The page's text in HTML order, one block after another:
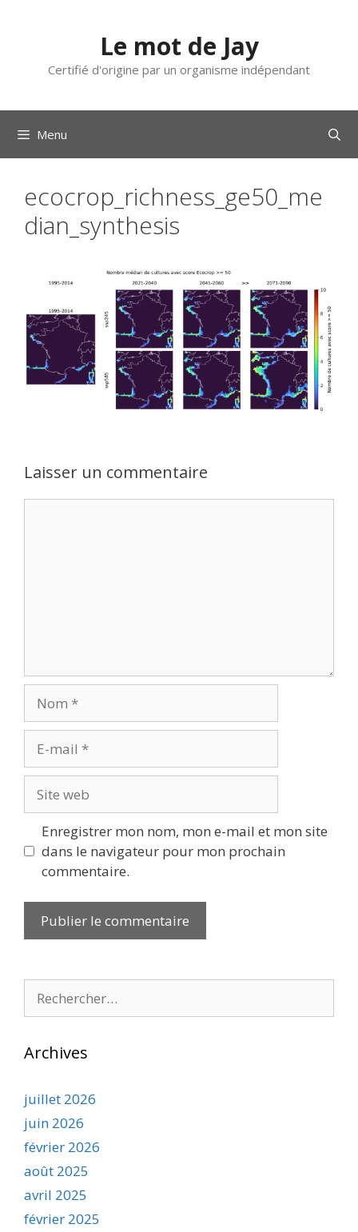
Le mot de Jay
Certifié d'origine par un organisme indépendant
Menu
ecocrop_richness_ge50_me
dian_synthesis
Laisser un commentaire
mail
web
Enregistrer mon nom, mon e-mail et mon site
dans le navigateur pour mon prochain
commentaire.
Archives
juillet 2026
juin 2026
février 2026
août 2025
avril 2025
février 2025